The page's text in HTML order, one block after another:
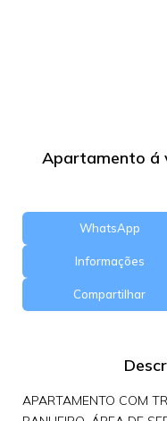
Apartamento á
WhatsApp
Informações
Compartilhar
APARTAMENTO COM